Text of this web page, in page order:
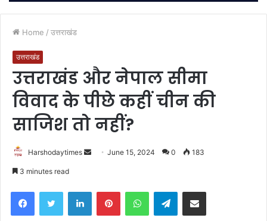
Home / उत्तराखंड
उत्तराखंड
उत्तराखंड और नेपाल सीमा
विवाद के पीछे कहीं चीन की
साजिश तो नहीं?
Harshodaytimes
SendJune 15, 2024 0 183
3 minutes read
FacebookTwitter LinkedInPinterestWhatsAppTelegramShare via Email